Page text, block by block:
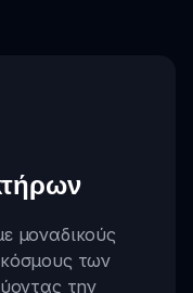
μοναδικούς
των
την